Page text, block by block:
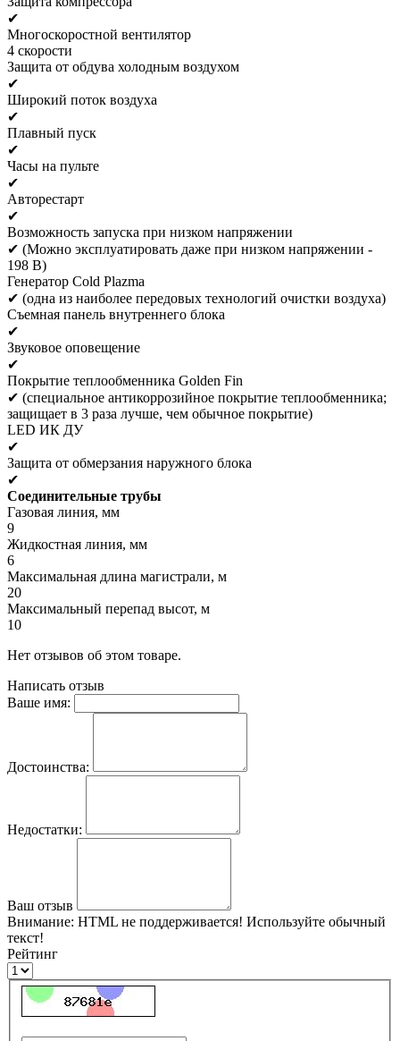
✔
Многоскоростной вентилятор
4 скорости
Защита от обдува холодным воздухом
✔
Широкий поток воздуха
✔
Плавный пуск
✔
Часы на пульте
✔
Авторестарт
✔
Возможность запуска при низком напряжении
✔ (Можно эксплуатировать даже при низком напряжении -
198 В)
Генератор Cold Plazma
✔ (одна из наиболее передовых технологий очистки воздуха)
Съемная панель внутреннего блока
✔
Звуковое оповещение
✔
Покрытие теплообменника Golden Fin
✔ (специальное антикоррозийное покрытие теплообменника;
защищает в 3 раза лучше, чем обычное покрытие)
LED ИК ДУ
✔
Защита от обмерзания наружного блока
✔
Соединительные трубы
Газовая линия, мм
9
Жидкостная линия, мм
6
Максимальная длина магистрали, м
20
Максимальный перепад высот, м
10
Нет отзывов об этом товаре.
Написать отзыв
Ваше имя:
Достоинства:
Недостатки:
Ваш отзыв
Внимание: HTML не поддерживается! Используйте обычный
текст!
Рейтинг